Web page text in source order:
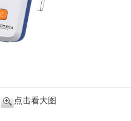
点击看大图